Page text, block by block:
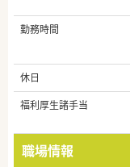
勤務時間
休日
福利厚生諸手当
職場情報